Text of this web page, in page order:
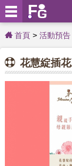
首頁 活動預告
花慧綻插